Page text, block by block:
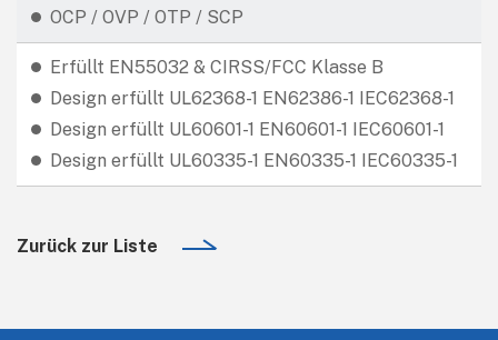
OCP / OVP / OTP / SCP
Erfüllt EN55032 & CIRSS/FCC Klasse B
Design erfüllt UL62368-1 EN62386-1 IEC62368-1
Design erfüllt UL60601-1 EN60601-1 IEC60601-1
Design erfüllt UL60335-1 EN60335-1 IEC60335-1
Zurück zur Liste